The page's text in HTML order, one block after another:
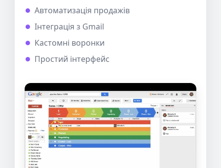
Автоматизація продажів
Інтеграція з Gmail
Кастомні воронки
Простий інтерфейс